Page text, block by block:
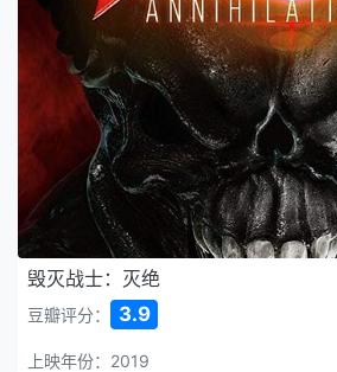
毁灭战士：灭绝
豆瓣评分： 3.9
上映年份：2019